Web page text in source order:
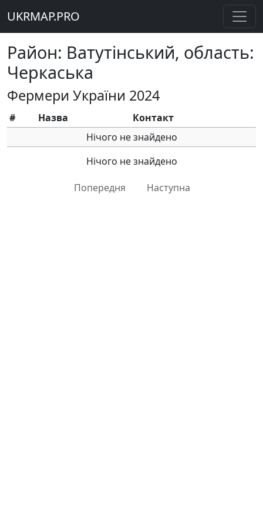
UKRMAP.PRO
Район: Ватутінський, область:
Черкаська
Фермери України 2024
# Назва
Контакт
Нічого не знайдено
Нічого не знайдено
Попередня Наступна